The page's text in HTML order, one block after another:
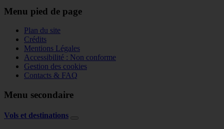
Menu pied de page
Plan du site
Crédits
Mentions Légales
Accessibilité : Non conforme
Gestion des cookies
Contacts & FAQ
Menu secondaire
Vols et destinations